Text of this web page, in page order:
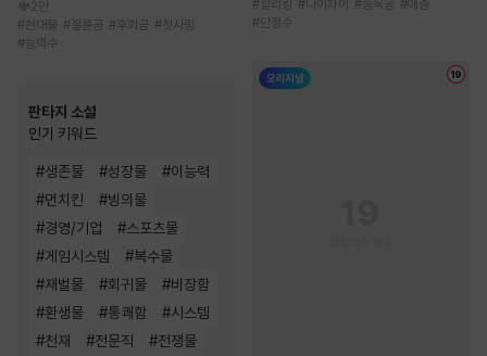
2만
#현대물 #절륜공 #후회공 #첫사랑
#능력수
판타지 소설
인기 키워드
#생존물 #성장물 #이능력
#먼치킨 #빙의물
#경영/기업 #스포츠물
#게임시스템 #복수물
#재벌물 #회귀물 #비장함
#환생물 #통쾌함 #시스템
#천재 #전문직 #전쟁물
#할리킹 #나이차이 #능욕공 #애증
#단정수